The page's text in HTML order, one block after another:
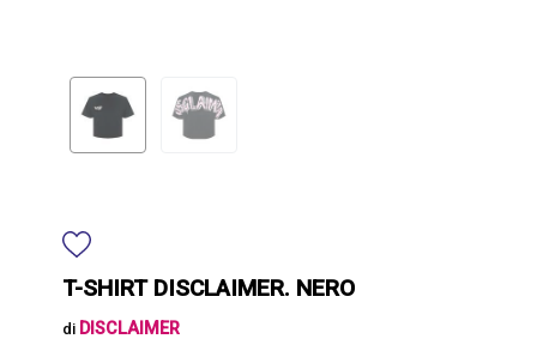
T-SHIRT DISCLAIMER. NERO
di DISCLAIMER